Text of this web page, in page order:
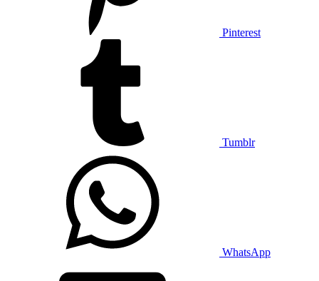
Pinterest
Tumblr
WhatsApp